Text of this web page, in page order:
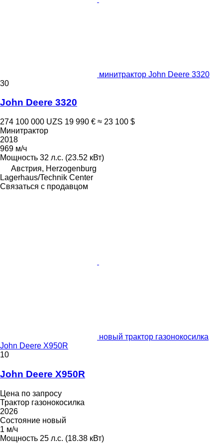
минитрактор John Deere 3320
30
John Deere 3320
274 100 000 UZS 19 990 € ≈ 23 100 $
Минитрактор
2018
969 м/ч
Мощность 32 л.с. (23.52 кВт)
Австрия, Herzogenburg
Lagerhaus/Technik Center
Связаться с продавцом
новый трактор газонокосилка
John Deere X950R
10
John Deere X950R
Цена по запросу
Трактор газонокосилка
2026
Состояние новый
1 м/ч
Мощность 25 л.с. (18.38 кВт)